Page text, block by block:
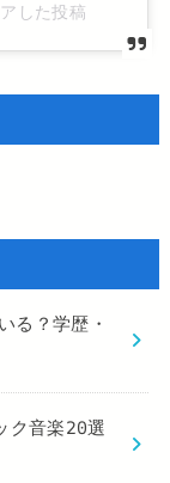
した投稿
る？学歴・
ク音楽20選